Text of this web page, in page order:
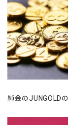
純金のJUNGOLD